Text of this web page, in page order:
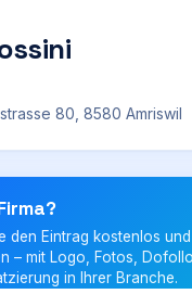
Login
Firma eintragen
80, 8580 Amriswil
den Eintrag kostenlos
– mit Logo, Fotos,
in Ihrer Branche.